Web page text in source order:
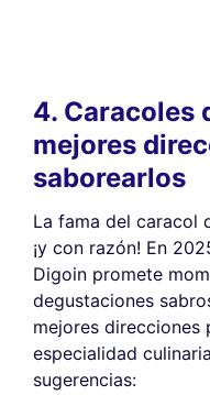
4. Caracoles
mejores
saborearlos
La fama del caracol
¡y con razón! En
Digoin promete
degustaciones
mejores direcciones
especialidad
sugerencias: